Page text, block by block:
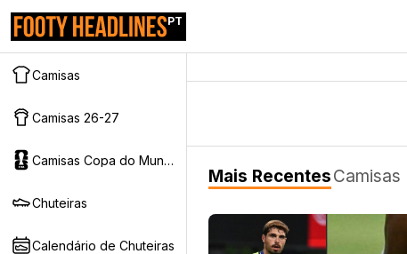
PT
Camisas
Camisas 26-27
Camisas Copa do Mundo 2026
Chuteiras
Calendário de Chuteiras
Mais RecentesCamisas